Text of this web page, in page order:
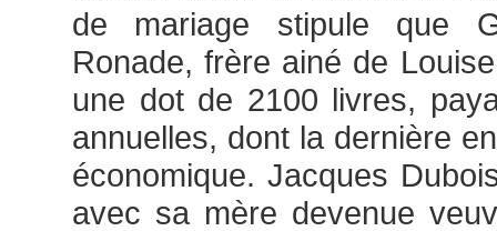
de mariage stipule que
Ronade, frère ainé de
une dot de 2100 livres,
annuelles, dont la dernière
économique. Jacques
avec sa mère devenue